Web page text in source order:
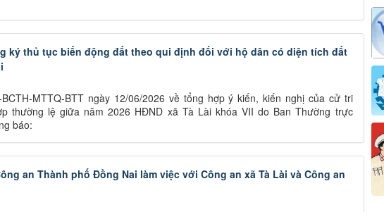
ký thủ tục biến động đất theo qui định đối với hộ dân có diện tích đất
MTTQ-BTT ngày 12/06/2026 về tổng hợp ý kiến, kiến nghị của cử tri
thường lệ giữa năm 2026 HĐND xã Tà Lài khóa VII do Ban Thường trực
báo:
an Thành phố Đồng Nai làm việc với Công an xã Tà Lài và Công an